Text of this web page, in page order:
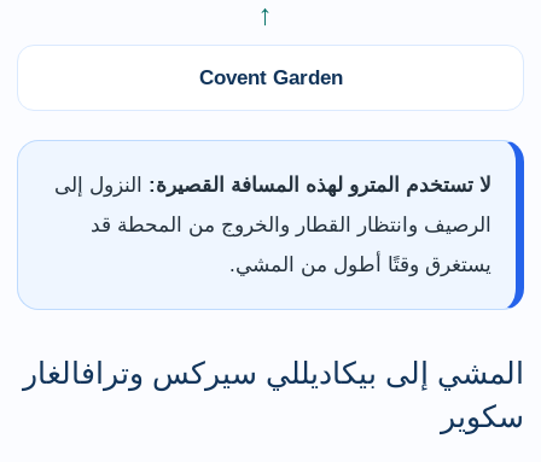
←
Covent Garden
لا تستخدم المترو لهذه المسافة القصيرة: النزول إلى
الرصيف وانتظار القطار والخروج من المحطة قد
يستغرق وقتًا أطول من المشي.
المشي إلى بيكاديللي سيركس وترافالغار
سكوير